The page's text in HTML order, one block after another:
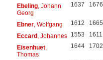
Ebeling, Johann
Georg
1637 1676
Ebner, Wolfgang 1612 1665
Eccard, Johannes 1553 1611
Eisenhuet,
Thomas
1644 1702